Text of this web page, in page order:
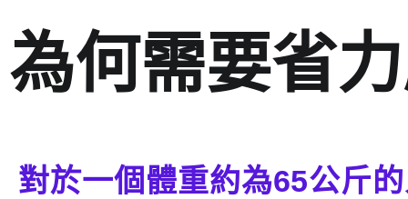
對於一個體重約為65公斤
為何需要省